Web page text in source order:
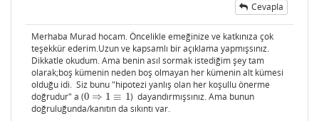
Cevapla
Merhaba Murad hocam. Öncelikle emeğinize ve katkınıza çok
teşekkür ederim.Uzun ve kapsamlı bir açıklama yapmışsınız.
Dikkatle okudum. Ama benin asıl sormak istediğim şey tam
olarak;boş kümenin neden boş olmayan her kümenin alt kümesi
olduğu idi. Siz bunu "hipotezi yanlış olan her koşullu önerme
doğrudur" a (0 ⇒ 1 ≡ 1
0 ⇒1≡ 1
) dayandırmışsınız. Ama bunun
doğruluğunda/kanıtın da sıkıntı var.